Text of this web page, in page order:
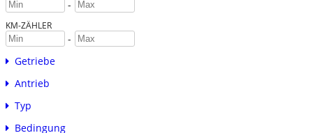
-
KM-ZÄHLER
-
Getriebe
Antrieb
Typ
Bedingung